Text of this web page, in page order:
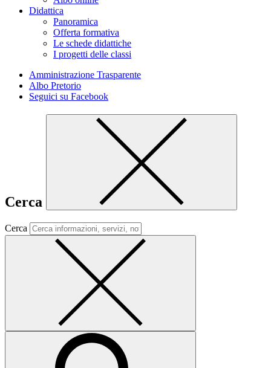
Didattica
Panoramica
Offerta formativa
Le schede didattiche
I progetti delle classi
Amministrazione Trasparente
Albo Pretorio
Seguici su Facebook
Cerca
Cerca